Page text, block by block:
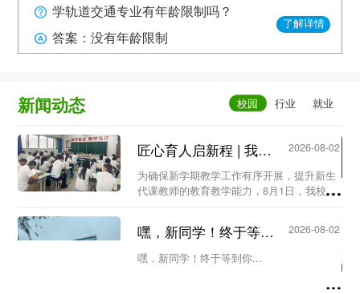
学轨道交通专业有年龄限制吗？
答案：没有年龄限制
了解详情
新闻动态
匠心育人启新程 | 我校召开新生代课教师教学工作专题会议...
2026-08-02
为确保新学期教学工作有序开展，提升新生
代课教师的教育教学能力，8月1日，我校教
主任何欣蔚及全体新生代课教师参加会
议。...
嘿，新同学！终于等到你...
2026-08-02
嘿，新同学！终于等到你...